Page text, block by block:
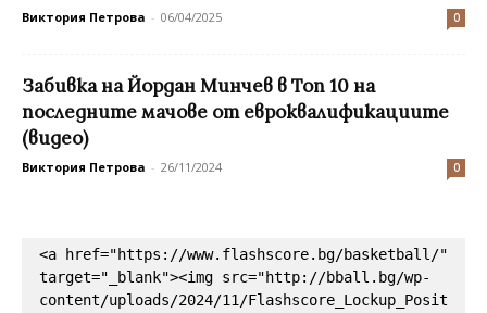
Виктория Петрова - 06/04/2025 0
Забивка на Йордан Минчев в Топ 10 на
последните мачове от евроквалификациите
(видео)
Виктория Петрова - 26/11/2024 0
<a href="https://www.flashscore.bg/basketball/"
target="_blank"><img src="http://bball.bg/wp-
content/uploads/2024/11/Flashscore_Lockup_Posit